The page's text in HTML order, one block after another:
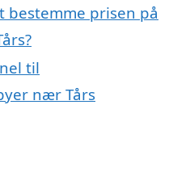
bestemme prisen på
til
nær Tårs